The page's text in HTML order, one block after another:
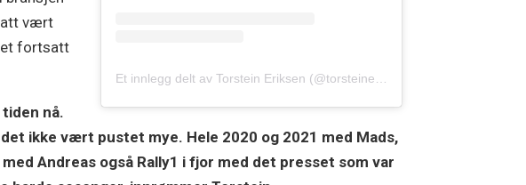
vært
fortsatt
nå.
ikke vært pustet mye. Hele 2020 og 2021 med Mads,
Andreas også Rally1 i fjor med det presset som var